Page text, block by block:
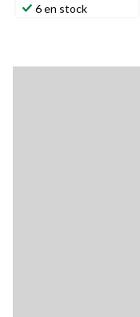
6 en stock